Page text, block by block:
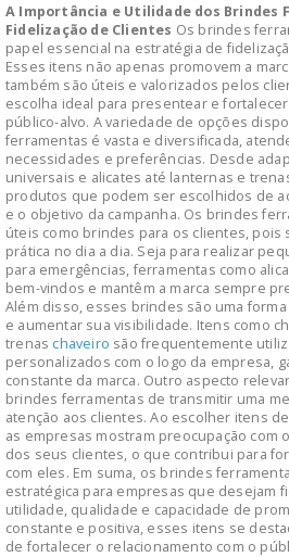
A Importância e Utilidade dos Brindes
Fidelização de Clientes Os brindes
papel essencial na estratégia de
Esses itens não apenas promovem a
também são úteis e valorizados pelos
escolha ideal para presentear e
público-alvo. A variedade de opções
ferramentas é vasta e diversificada,
necessidades e preferências. Desde
universais e alicates até lanternas e
produtos que podem ser escolhidos de
e o objetivo da campanha. Os brindes
úteis como brindes para os clientes, pois
prática no dia a dia. Seja para realizar
para emergências, ferramentas como
bem-vindos e mantêm a marca sempre
Além disso, esses brindes são uma
e aumentar sua visibilidade. Itens como
trenas chaveiro são frequentemente
personalizados com o logo da empresa,
constante da marca. Outro aspecto
brindes ferramentas de transmitir uma
atenção aos clientes. Ao escolher itens
as empresas mostram preocupação com
dos seus clientes, o que contribui para
com eles. Em suma, os brindes
estratégica para empresas que desejam
utilidade, qualidade e capacidade de
constante e positiva, esses itens se
de fortalecer o relacionamento com o